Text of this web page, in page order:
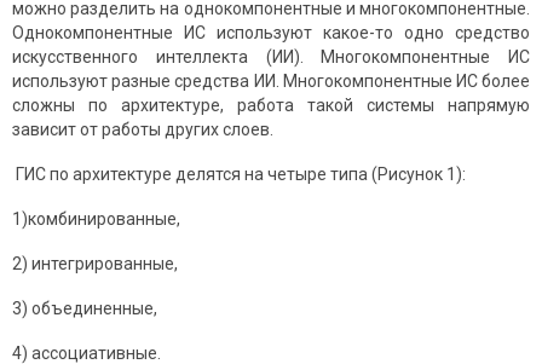
можно разделить на однокомпонентные и многокомпонентные.
Однокомпонентные ИС используют какое-то одно средство
искусственного интеллекта (ИИ). Многокомпонентные ИС
используют разные средства ИИ. Многокомпонентные ИС более
сложны по архитектуре, работа такой системы напрямую
зависит от работы других слоев.
ГИС по архитектуре делятся на четыре типа (Рисунок 1):
1)комбинированные,
2) интегрированные,
3) объединенные,
4) ассоциативные.